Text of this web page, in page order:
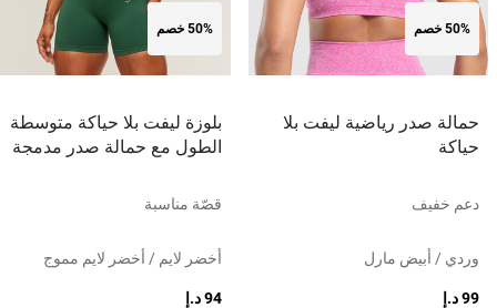
50% خصم
حمالة صدر رياضية ليفت بلا
حياكة
دعم خفيف
وردي / أبيض مارل
99 د.إ
50% خصم
بلوزة ليفت بلا حياكة متوسطة
الطول مع حمالة صدر مدمجة
قصّة مناسبة
أخضر لايم / أخضر لايم مموج
94 د.إ